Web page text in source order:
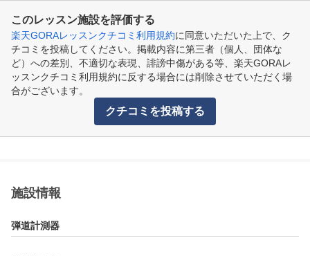
このレッスン施設を評価する
楽天GORAレッスンクチコミ利用規約に同意いただいた上で、ク
チコミを投稿してください。掲載内容に第三者（個人、団体な
ど）への差別、不適切な表現、誹謗中傷がある等、楽天GORAレ
ッスンクチコミ利用規約に反する場合には削除させていただく場
合がございます。
クチコミを投稿する
施設情報
弾道計測器